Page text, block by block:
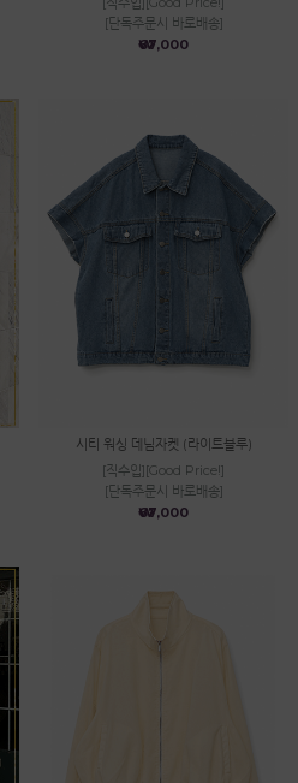
[단독주문시 바로배송]
₩67,000
시티 워싱 데님자켓 (라이트블루)
[직수입][Good Price!]
[단독주문시 바로배송]
₩67,000